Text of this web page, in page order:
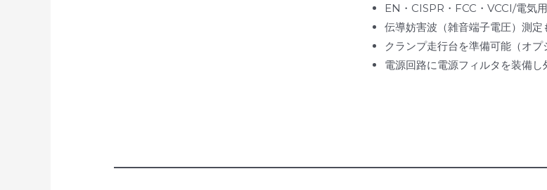
EN・CISPR・FCC・VCCI/電気
伝導妨害波（雑音端子電圧）測定
クランプ走行台を準備可能（オプ
電源回路に電源フィルタを装備し